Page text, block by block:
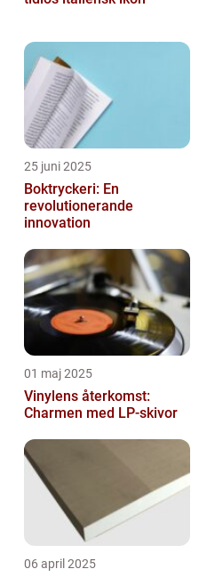
25 juni 2025
Boktryckeri: En
revolutionerande
innovation
01 maj 2025
Vinylens återkomst:
Charmen med LP-skivor
06 april 2025